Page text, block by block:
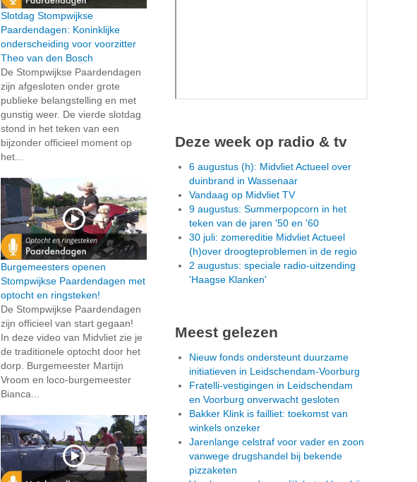
Slotdag Stompwijkse
Paardendagen: Koninklijke
onderscheiding voor voorzitter
Theo van den Bosch
De Stompwijkse Paardendagen
zijn afgesloten onder grote
publieke belangstelling en met
gunstig weer. De vierde slotdag
stond in het teken van een
bijzonder officieel moment op
het...
Burgemeesters openen
Stompwijkse Paardendagen met
optocht en ringsteken!
De Stompwijkse Paardendagen
zijn officieel van start gegaan!
In deze video van Midvliet zie je
de traditionele optocht door het
dorp. Burgemeester Martijn
Vroom en loco-burgemeester
Bianca...
Deze week op radio & tv
6 augustus (h): Midvliet Actueel over
duinbrand in Wassenaar
Vandaag op Midvliet TV
9 augustus: Summerpopcorn in het
teken van de jaren '50 en '60
30 juli: zomereditie Midvliet Actueel
(h)over droogteproblemen in de regio
2 augustus: speciale radio-uitzending
'Haagse Klanken'
Meest gelezen
Nieuw fonds ondersteunt duurzame
initiatieven in Leidschendam-Voorburg
Fratelli-vestigingen in Leidschendam
en Voorburg onverwacht gesloten
Bakker Klink is failliet: toekomst van
winkels onzeker
Jarenlange celstraf voor vader en zoon
vanwege drugshandel bij bekende
pizzaketen